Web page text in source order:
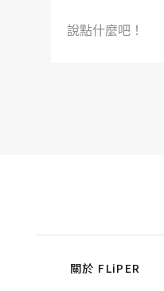
說點什麼吧！
關於 FLiPER